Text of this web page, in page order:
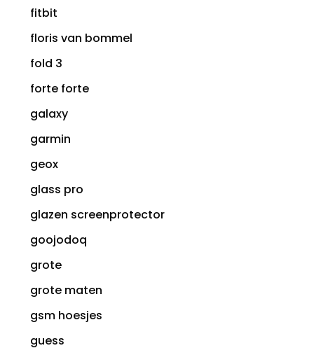
fitbit
floris van bommel
fold 3
forte forte
galaxy
garmin
geox
glass pro
glazen screenprotector
goojodoq
grote
grote maten
gsm hoesjes
guess